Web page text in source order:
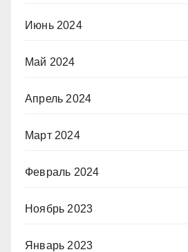
Июнь 2024
Май 2024
Апрель 2024
Март 2024
Февраль 2024
Ноябрь 2023
Январь 2023